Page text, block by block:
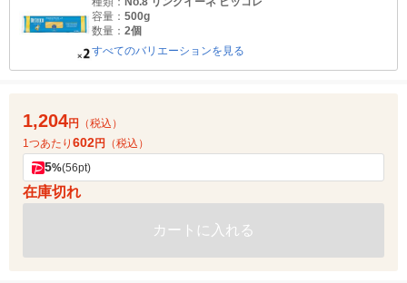
容量： 500g
数量： 2個
すべてのバリエーションを見る
1,204円
（税込）
1つあたり 602円 （税込）
5%(56pt)
在庫切れ
カートに入れる